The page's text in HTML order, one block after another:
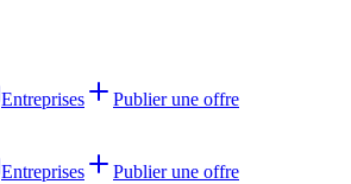
Entreprises Publier une offre
Entreprises Publier une offre